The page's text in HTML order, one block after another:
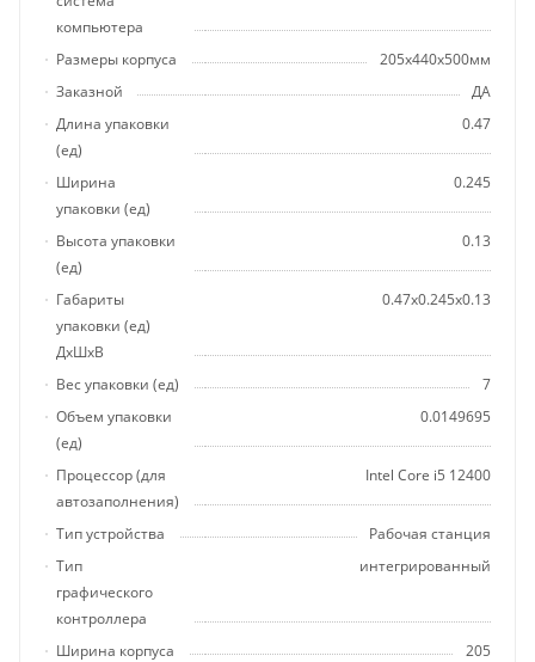
компьютера
Размеры корпуса
205x440x500мм
Заказной
ДА
Длина упаковки
(ед)
0.47
Ширина
упаковки (ед)
0.245
Высота упаковки
(ед)
0.13
Габариты
упаковки (ед)
ДхШхВ
0.47x0.245x0.13
Вес упаковки (ед)
7
Объем упаковки
(ед)
0.0149695
Процессор (для
автозаполнения)
Intel Core i5 12400
Тип устройства
Рабочая станция
Тип
графического
контроллера
интегрированный
Ширина корпуса
205